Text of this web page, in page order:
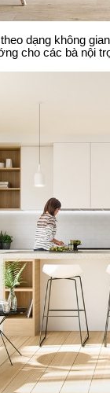
dạng không
cho các bà nội